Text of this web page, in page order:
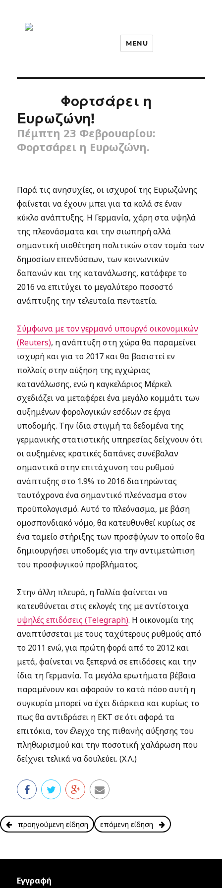
MENU
Φορτσάρει η
Ευρωζώνη!
Πέμπτη 23 Φεβρουαρίου:
Φορτσάρει η Eυρωζώνη.
Παρά τις ανησυχίες, οι ισχυροί της Ευρωζώνης
φαίνεται να έχουν μπει για τα καλά σε έναν
κύκλο ανάπτυξης. Η Γερμανία, χάρη στα υψηλά
της πλεονάσματα και την σιωπηρή αλλά
σημαντική υιοθέτηση πολιτικών στον τομέα των
δημοσίων επενδύσεων, των κοινωνικών
δαπανών και της κατανάλωσης, κατάφερε το
2016 να επιτύχει το μεγαλύτερο ποσοστό
ανάπτυξης την τελευταία πενταετία.
Σύμφωνα με τον γερμανό υπουργό οικονομικών
(Reuters), η ανάπτυξη στη χώρα θα παραμείνει
ισχυρή και για το 2017 και θα βασιστεί εν
πολλοίς στην αύξηση της εγχώριας
κατανάλωσης, ενώ η καγκελάριος Μέρκελ
σχεδιάζει να μεταφέρει ένα μεγάλο κομμάτι των
αυξημένων φορολογικών εσόδων σε έργα
υποδομής. Την ίδια στιγμή τα δεδομένα της
γερμανικής στατιστικής υπηρεσίας δείχνουν ότι
οι αυξημένες κρατικές δαπάνες συνέβαλαν
σημαντικά στην επιτάχυνση του ρυθμού
ανάπτυξης στο 1.9% το 2016 διατηρώντας
ταυτόχρονα ένα σημαντικό πλεόνασμα στον
προϋπολογισμό. Αυτό το πλεόνασμα, με βάση
ομοσπονδιακό νόμο, θα κατευθυνθεί κυρίως σε
ένα ταμείο στήριξης των προσφύγων το οποίο θα
δημιουργήσει υποδομές για την αντιμετώπιση
του προσφυγικού προβλήματος.
Στην άλλη πλευρά, η Γαλλία φαίνεται να
κατευθύνεται στις εκλογές της με αντίστοιχα
υψηλές επιδόσεις (Telegraph). Η οικονομία της
αναπτύσσεται με τους ταχύτερους ρυθμούς από
το 2011 ενώ, για πρώτη φορά από το 2012 και
μετά, φαίνεται να ξεπερνά σε επιδόσεις και την
ίδια τη Γερμανία. Τα μεγάλα ερωτήματα βέβαια
παραμένουν και αφορούν το κατά πόσο αυτή η
συγκυρία μπορεί να έχει διάρκεια και κυρίως το
πως θα αντιδράσει η ΕΚΤ σε ότι αφορά τα
επιτόκια, τον έλεγχο της πιθανής αύξησης του
πληθωρισμού και την ποσοτική χαλάρωση που
δείχνει τελικά να δουλεύει. (Χ.Λ.)
προηγούμενη είδηση επόμενη είδηση
Εγγραφή